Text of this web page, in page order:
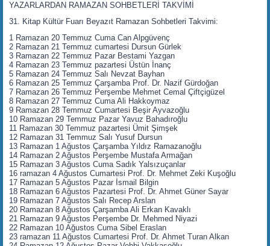
YAZARLARDAN RAMAZAN SOHBETLERİ TAKVİMİ
31. Kitap Kültür Fuarı Beyazıt Ramazan Sohbetleri Takvimi:
1 Ramazan 20 Temmuz Cuma Can Alpgüvenç
2 Ramazan 21 Temmuz cumartesi Dursun Gürlek
3 Ramazan 22 Temmuz Pazar Bestami Yazgan
4 Ramazan 23 Temmuz pazartesi Üstün İnanç
5 Ramazan 24 Temmuz Salı Nevzat Bayhan
6 Ramazan 25 Temmuz Çarşamba Prof. Dr. Nazif Gürdoğan
7 Ramazan 26 Temmuz Perşembe Mehmet Cemal Çiftçigüzel
8 Ramazan 27 Temmuz Cuma Ali Hakkoymaz
9 Ramazan 28 Temmuz Cumartesi Beşir Ayvazoğlu
10 Ramazan 29 Temmuz Pazar Yavuz Bahadıroğlu
11 Ramazan 30 Temmuz pazartesi Ümit Şimşek
12 Ramazan 31 Temmuz Salı Yusuf Dursun
13 Ramazan 1 Ağustos Çarşamba Yıldız Ramazanoğlu
14 Ramazan 2 Ağustos Perşembe Mustafa Armağan
15 Ramazan 3 Ağustos Cuma Sadık Yalsızuçanlar
16 ramazan 4 Ağustos Cumartesi Prof. Dr. Mehmet Zeki Kuşoğlu
17 Ramazan 5 Ağustos Pazar İsmail Bilgin
18 Ramazan 6 Ağustos Pazartesi Prof. Dr. Ahmet Güner Sayar
19 Ramazan 7 Ağustos Salı Recep Arslan
20 Ramazan 8 Ağustos Çarşamba Ali Erkan Kavaklı
21 Ramazan 9 Ağustos Perşembe Dr. Mehmed Niyazi
22 Ramazan 10 Ağustos Cuma Sibel Eraslan
23 ramazan 11 Ağustos Cumartesi Prof. Dr. Ahmet Turan Alkan